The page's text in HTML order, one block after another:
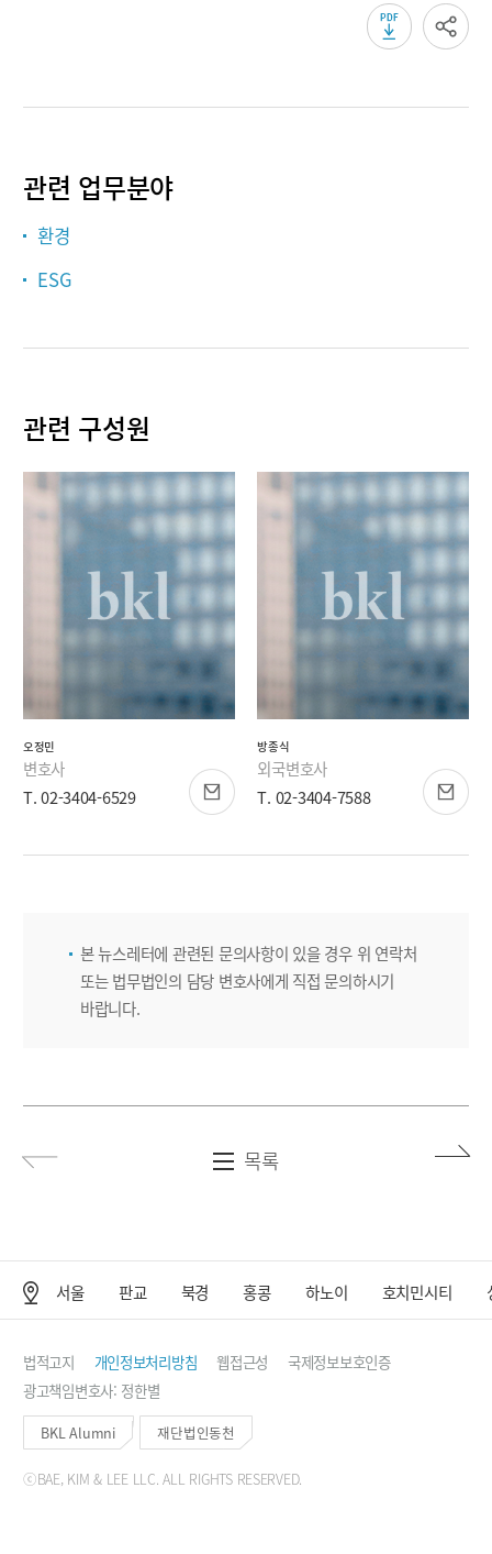
관련 업무분야
환경
ESG
관련 구성원
오정민
변호사
T. 02-3404-6529
방종식
외국변호사
T. 02-3404-7588
본 뉴스레터에 관련된 문의사항이 있을 경우 위 연락처
또는 법무법인의 담당 변호사에게 직접 문의하시기
바랍니다.
목록
서울 판교 북경 홍콩 하노이 호치민시티
법적고지 개인정보처리방침 웹접근성
국제정보보호인증
광고책임변호사: 정한별
BKL Alumni 재단법인동천
ⓒBAE, KIM & LEE LLC. ALL RIGHTS RESERVED.